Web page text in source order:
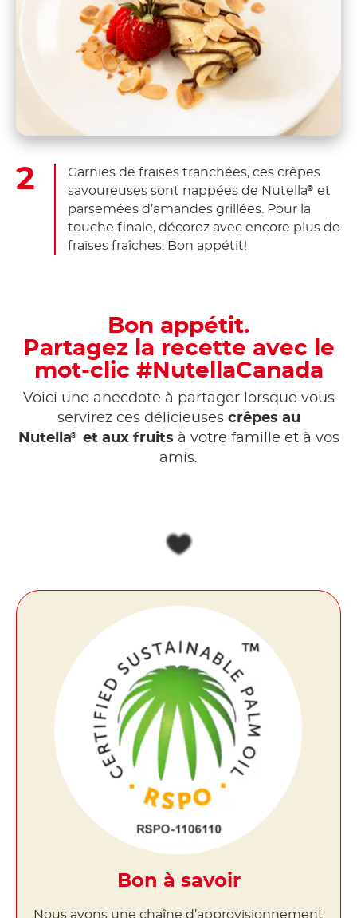
Garnies de fraises tranchées, ces crêpes
savoureuses sont nappées de Nutella® et
parsemées d’amandes grillées. Pour la
touche finale, décorez avec encore plus de
fraises fraîches. Bon appétit!
Bon appétit.
Partagez la recette avec le
mot-clic #NutellaCanada
Voici une anecdote à partager lorsque vous
servirez ces délicieuses crêpes au
Nutella® et aux fruits à votre famille et à vos
amis.
Bon à savoir
Nous avons une chaîne d’approvisionnement